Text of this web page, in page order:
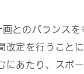
とのバランスを
改定を行うこと
にあたり、スポ